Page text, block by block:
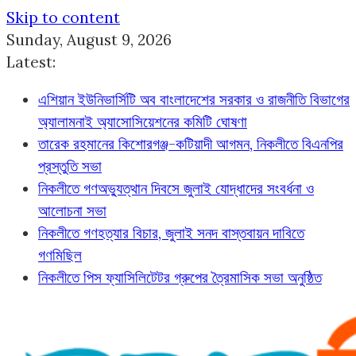
Skip to content
Sunday, August 9, 2026
Latest:
এশিয়ান ইউনিভার্সিটি অব বাংলাদেশের সরকার ও রাজনীতি বিভাগের
অ্যালামনাই অ্যাসোসিয়েশনের কমিটি ঘোষণা
তারেক রহমানের কিশোরগঞ্জ-কটিয়াদী আগমন, নিকলীতে বিএনপির
প্রস্তুতি সভা
নিকলীতে গণঅভ্যুত্থান দিবসে জুলাই যোদ্ধাদের সংবর্ধনা ও
আলোচনা সভা
নিকলীতে গণহত্যার বিচার, জুলাই সনদ বাস্তবায়ন দাবিতে
গণমিছিল
নিকলীতে পিস ফ্যাসিলিটেটর গ্রুপের ত্রৈমাসিক সভা অনুষ্ঠিত